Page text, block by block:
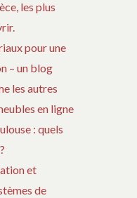
les plus
pour une
– un blog
les autres
en ligne
: quels
et
de